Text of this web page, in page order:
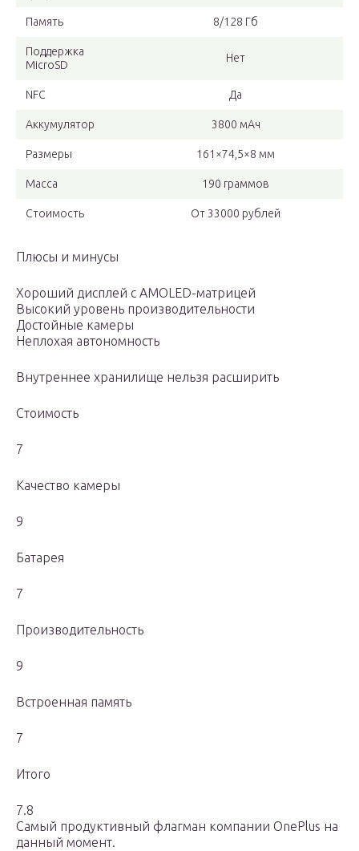
Память 8/128 Гб
Поддержка
MicroSD
Нет
NFC Да
Аккумулятор 3800 мАч
Размеры 161×74,5×8 мм
Масса 190 граммов
Стоимость От 33000 рублей
Плюсы и минусы
Хороший дисплей с AMOLED-матрицей
Высокий уровень производительности
Достойные камеры
Неплохая автономность
Внутреннее хранилище нельзя расширить
Стоимость
7
Качество камеры
9
Батарея
7
Производительность
9
Встроенная память
7
Итого
7.8
Самый продуктивный флагман компании OnePlus на
данный момент.